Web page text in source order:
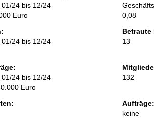
S
e
24 bis 12/24
Euro
0,08
24 bis 12/24
Betraute
13
24 bis 12/24
Euro
132
Aufträge:
keine